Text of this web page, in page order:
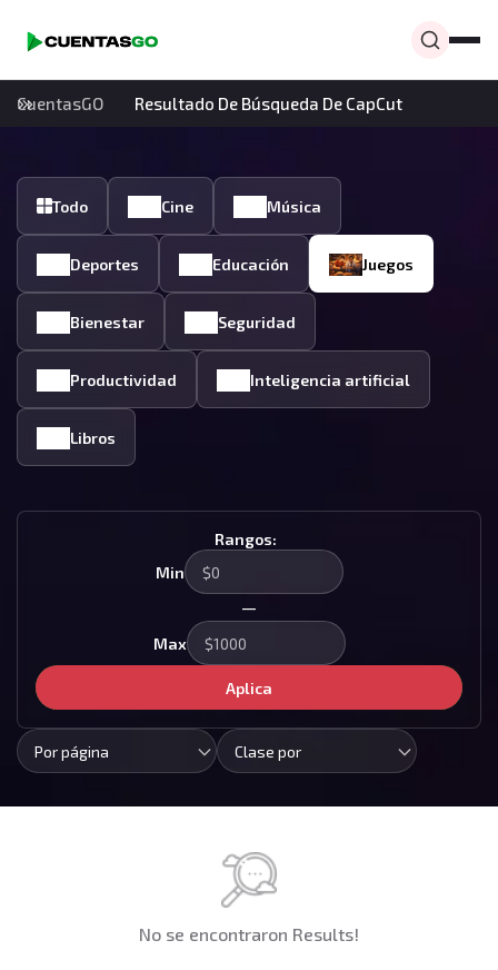
CuentasGO Resultado De Búsqueda De CapCut
Todo Cine Música
Deportes Educación Juegos
Bienestar Seguridad
Productividad Inteligencia artificial
Libros
Rangos:
Min
—
Max
Aplica
Por página Clase por
No se encontraron Results!